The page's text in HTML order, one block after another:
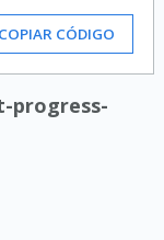
COPIAR CÓDIGO
progress-